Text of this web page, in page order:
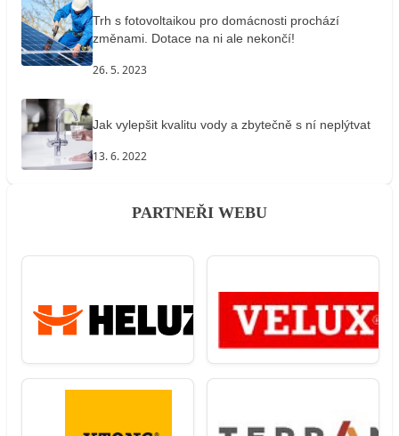
Trh s fotovoltaikou pro domácnosti prochází
změnami. Dotace na ni ale nekončí!
26. 5. 2023
Jak vylepšit kvalitu vody a zbytečně s ní neplýtvat
13. 6. 2022
PARTNEŘI WEBU